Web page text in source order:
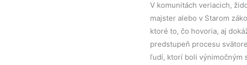
V komunitách veriacich,
majster alebo v Starom
ktoré to, čo hovoria, aj
predstupeň procesu
ľudí, ktorí boli výnimočným